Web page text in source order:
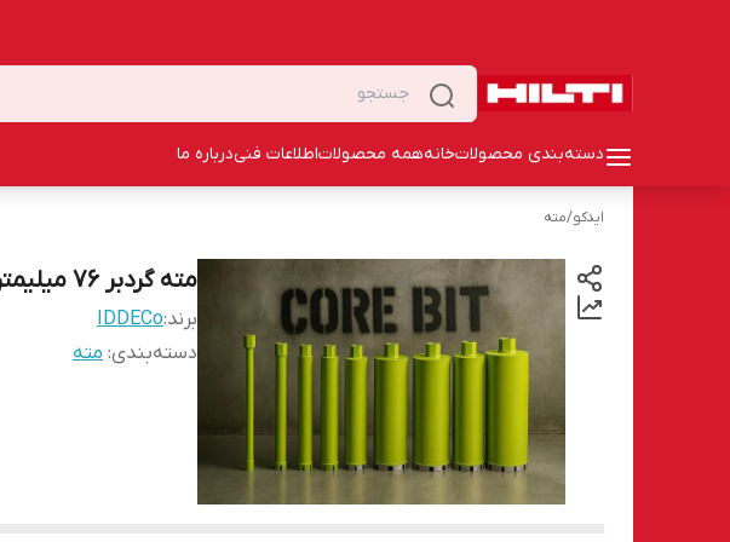
دسته‌بندی محصولاتخانههمه محصولاتاطلاعات فنیدرباره ما
ایدکو/مته
مته گردبر 76 میلیمتر الماسه (مته کرگیر بتن)
برند:IDDECo
دسته‌بندی: مته